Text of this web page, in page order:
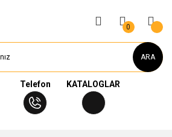
ARA
Telefon KATALOGLAR
0